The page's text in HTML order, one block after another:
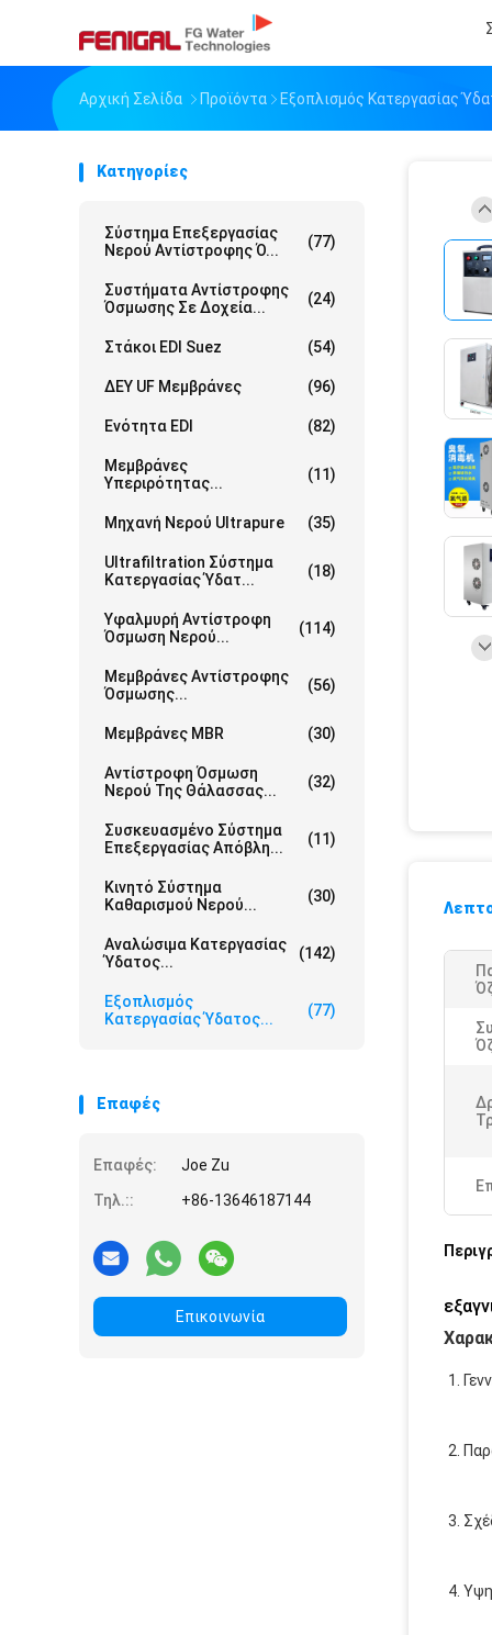
Αρχική Σελίδα Προϊόντα Εξοπλισμός Κατεργασίας
Κατηγορίες
Σύστημα Επεξεργασίας
Νερού Αντίστροφης Ό...
(77)
Συστήματα Αντίστροφης
Όσμωσης Σε Δοχεία...
(24)
Στάκοι EDI Suez (54)
ΔΕΥ UF Μεμβράνες (96)
Ενότητα EDI (82)
Μεμβράνες
Υπεριρότητας...
(11)
Μηχανή Νερού Ultrapure (35)
Ultrafiltration Σύστημα
Κατεργασίας Ύδατ...
(18)
Υφαλμυρή Αντίστροφη
Όσμωση Νερού...
(114)
Μεμβράνες Αντίστροφης
Όσμωσης...
(56)
Μεμβράνες MBR (30)
Αντίστροφη Όσμωση
Νερού Της Θάλασσας...
(32)
Συσκευασμένο Σύστημα
Επεξεργασίας Απόβλη...
(11)
Κινητό Σύστημα
Καθαρισμού Νερού...
(30)
Αναλώσιμα Κατεργασίας
Ύδατος...
(142)
Εξοπλισμός
Κατεργασίας Ύδατος...
(77)
Επαφές
Επαφές:
Joe Zu
Τηλ.::
+86-13646187144
Επικοινωνία
1.
2.
3.
4.